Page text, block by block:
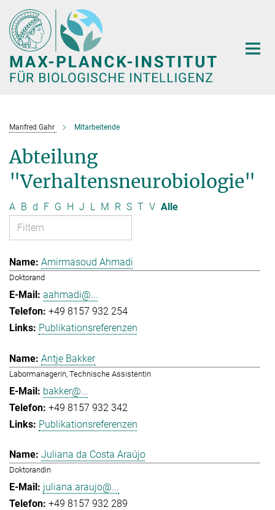
Hauptinhalt
Manfred Gahr Mitarbeitende
Abteilung
"Verhaltensneurobiologie"
A B d F G H J L M R S T V Alle
Amirmasoud Ahmadi
Doktorand
aahmadi@...
+49 8157 932 254
Publikationsreferenzen
Antje Bakker
Labormanagerin, Technische Assistentin
bakker@...
+49 8157 932 342
Publikationsreferenzen
Juliana da Costa Araújo
Doktorandin
juliana.araujo@...
+49 8157 932 289